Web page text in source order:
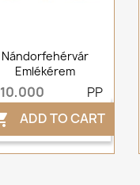
Nándorfehérvár
Emlékérem
PP
ADD TO CART